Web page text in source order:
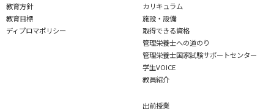
教育方針
教育目標
ディプロマポリシー
カリキュラム
施設・設備
取得できる資格
管理栄養士への道のり
管理栄養士国家試験サポートセンター
学生VOICE
教員紹介
出前授業